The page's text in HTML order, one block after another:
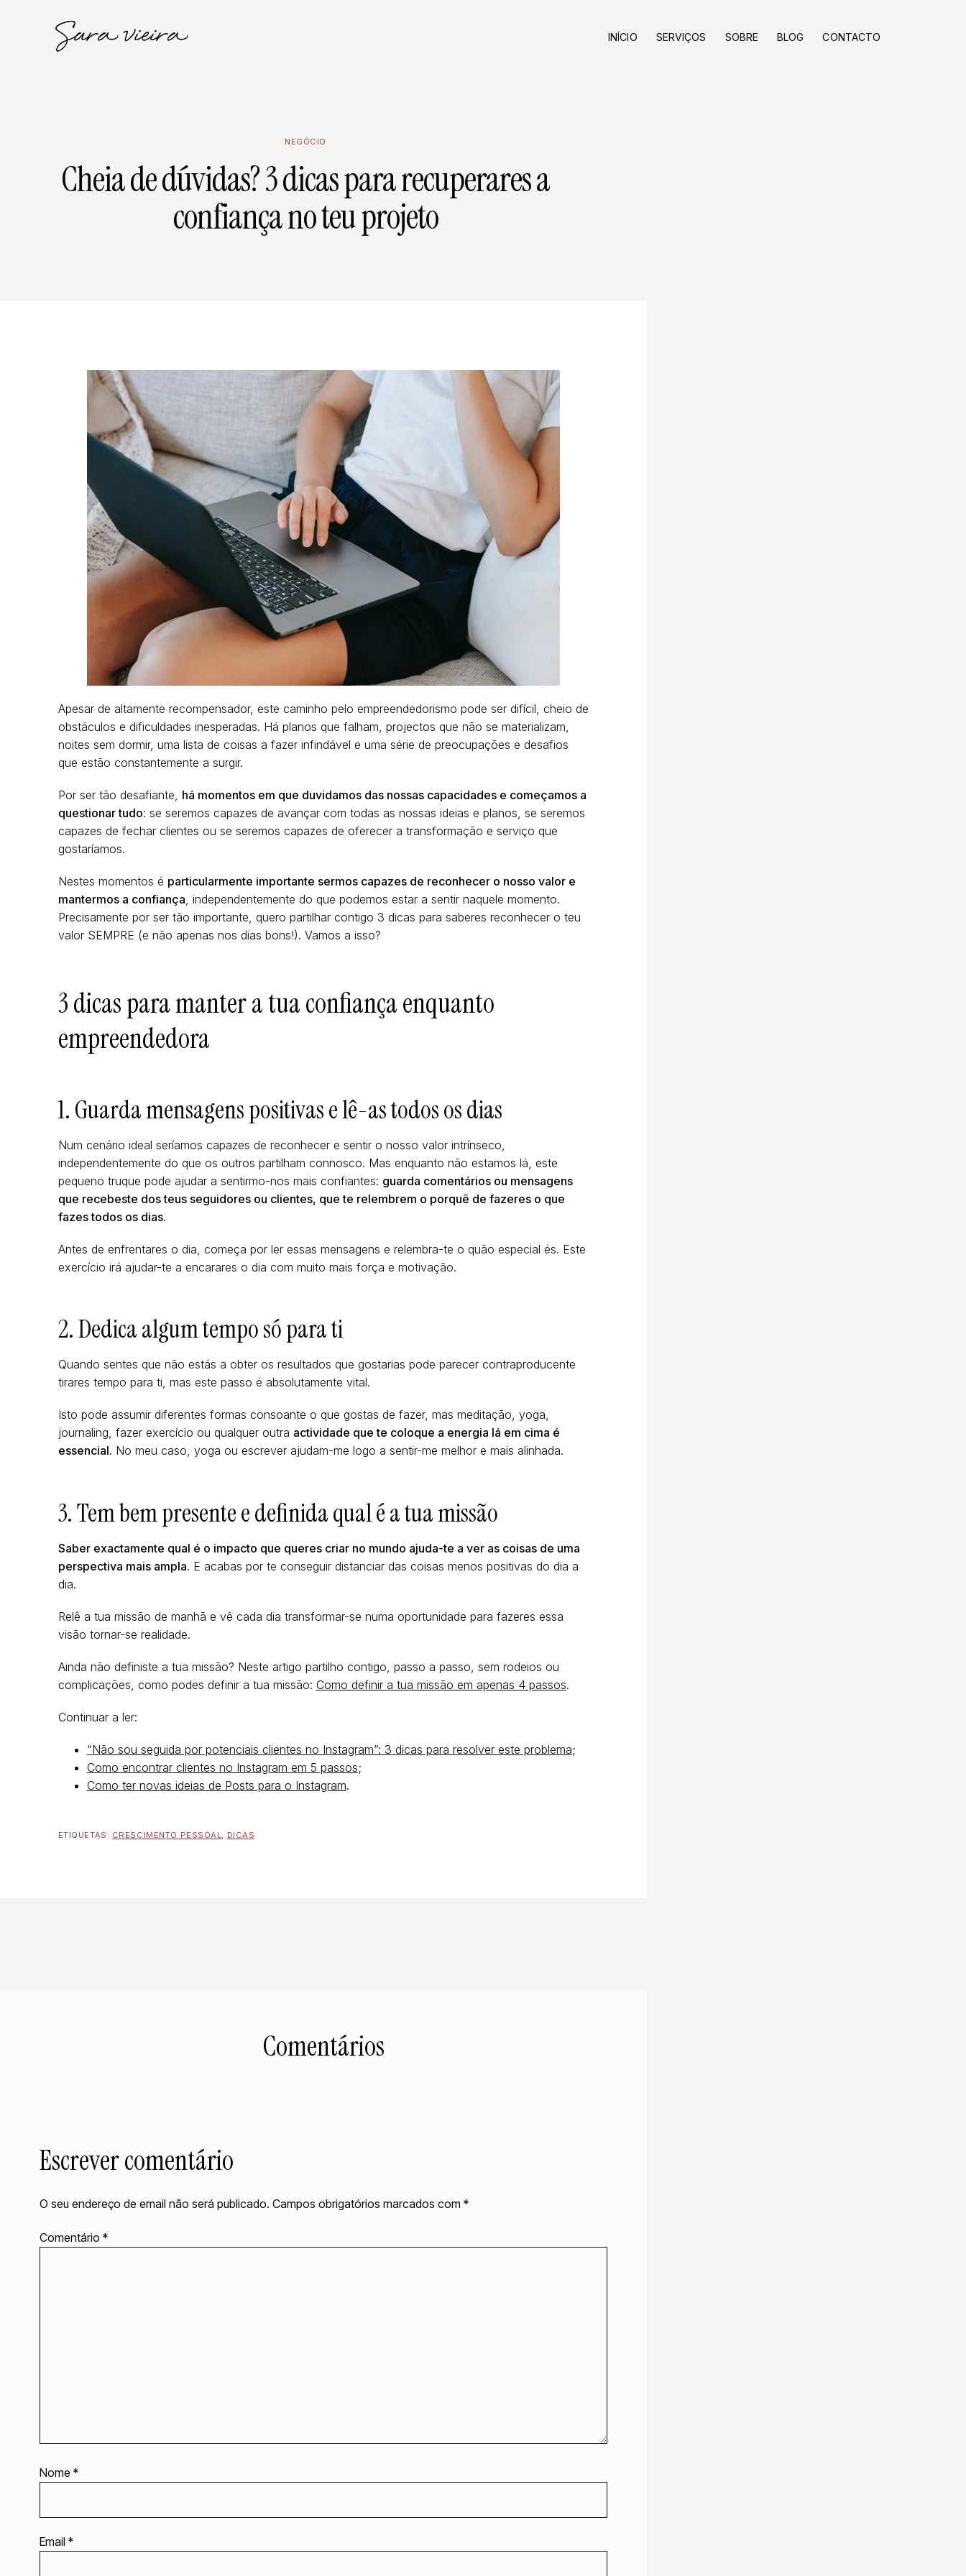
INÍCIO SERVIÇOS SOBRE BLOG CONTACTO
NEGÓCIO
Cheia de dúvidas? 3 dicas para recuperares a
confiança no teu projeto
Apesar de altamente recompensador, este caminho pelo empreendedorismo pode ser difícil, cheio de
obstáculos e dificuldades inesperadas. Há planos que falham, projectos que não se materializam,
noites sem dormir, uma lista de coisas a fazer infindável e uma série de preocupações e desafios
que estão constantemente a surgir.
Por ser tão desafiante, há momentos em que duvidamos das nossas capacidades e começamos a
questionar tudo: se seremos capazes de avançar com todas as nossas ideias e planos, se seremos
capazes de fechar clientes ou se seremos capazes de oferecer a transformação e serviço que
gostaríamos.
Nestes momentos é particularmente importante sermos capazes de reconhecer o nosso valor e
mantermos a confiança, independentemente do que podemos estar a sentir naquele momento.
Precisamente por ser tão importante, quero partilhar contigo 3 dicas para saberes reconhecer o teu
valor SEMPRE (e não apenas nos dias bons!). Vamos a isso?
3 dicas para manter a tua confiança enquanto
empreendedora
1. Guarda mensagens positivas e lê-as todos os dias
Num cenário ideal seríamos capazes de reconhecer e sentir o nosso valor intrínseco,
independentemente do que os outros partilham connosco. Mas enquanto não estamos lá, este
pequeno truque pode ajudar a sentirmo-nos mais confiantes: guarda comentários ou mensagens
que recebeste dos teus seguidores ou clientes, que te relembrem o porquê de fazeres o que
fazes todos os dias.
Antes de enfrentares o dia, começa por ler essas mensagens e relembra-te o quão especial és. Este
exercício irá ajudar-te a encarares o dia com muito mais força e motivação.
2. Dedica algum tempo só para ti
Quando sentes que não estás a obter os resultados que gostarias pode parecer contraproducente
tirares tempo para ti, mas este passo é absolutamente vital.
Isto pode assumir diferentes formas consoante o que gostas de fazer, mas meditação, yoga,
journaling, fazer exercício ou qualquer outra actividade que te coloque a energia lá em cima é
essencial. No meu caso, yoga ou escrever ajudam-me logo a sentir-me melhor e mais alinhada.
3. Tem bem presente e definida qual é a tua missão
Saber exactamente qual é o impacto que queres criar no mundo ajuda-te a ver as coisas de uma
perspectiva mais ampla. E acabas por te conseguir distanciar das coisas menos positivas do dia a
dia.
Relê a tua missão de manhã e vê cada dia transformar-se numa oportunidade para fazeres essa
visão tornar-se realidade.
Ainda não definiste a tua missão? Neste artigo partilho contigo, passo a passo, sem rodeios ou
complicações, como podes definir a tua missão: Como definir a tua missão em apenas 4 passos.
Continuar a ler:
“Não sou seguida por potenciais clientes no Instagram”: 3 dicas para resolver este problema;
Como encontrar clientes no Instagram em 5 passos;
Como ter novas ideias de Posts para o Instagram.
ETIQUETAS: CRESCIMENTO PESSOAL, DICAS
Comentários
Escrever comentário
O seu endereço de email não será publicado. Campos obrigatórios marcados com *
Comentário *
Nome *
Email *